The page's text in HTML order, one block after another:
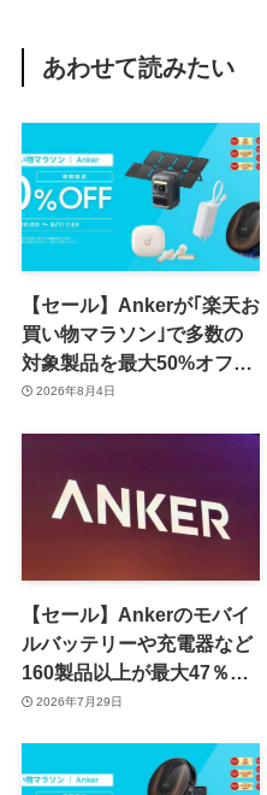
あわせて読みたい
【セール】Ankerが｢楽天お
買い物マラソン｣で多数の
対象製品を最大50%オフで
販売するセールを開催中
2026年8月4日
【セール】Ankerのモバイ
ルバッテリーや充電器など
160製品以上が最大47％オ
フに
2026年7月29日